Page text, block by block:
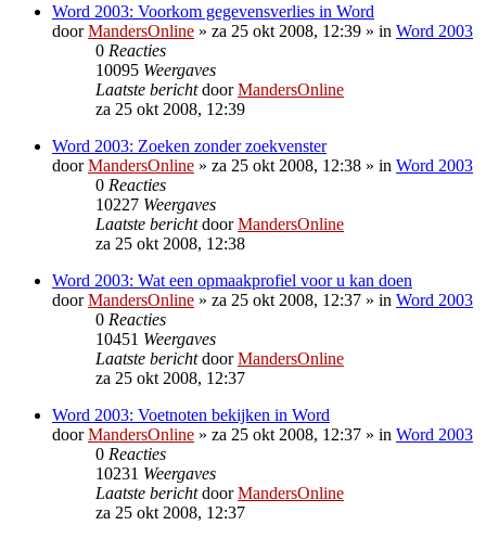
Word 2003: Voorkom gegevensverlies in Word
doorMandersOnline » za 25 okt 2008, 12:39 » in Word 2003
0 Reacties
10095 Weergaves
Laatste berichtdoorMandersOnline
za 25 okt 2008, 12:39
Word 2003: Zoeken zonder zoekvenster
doorMandersOnline » za 25 okt 2008, 12:38 » in Word 2003
0 Reacties
10227 Weergaves
Laatste berichtdoorMandersOnline
za 25 okt 2008, 12:38
Word 2003: Wat een opmaakprofiel voor u kan doen
doorMandersOnline » za 25 okt 2008, 12:37 » in Word 2003
0 Reacties
10451 Weergaves
Laatste berichtdoorMandersOnline
za 25 okt 2008, 12:37
Word 2003: Voetnoten bekijken in Word
doorMandersOnline » za 25 okt 2008, 12:37 » in Word 2003
0 Reacties
10231 Weergaves
Laatste berichtdoorMandersOnline
za 25 okt 2008, 12:37